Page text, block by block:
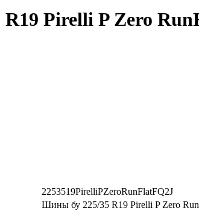
Pirelli P Zero
2253519PirelliPZeroRunFlatFQ2J
Шины бу 225/35 R19 Pirelli P Zero